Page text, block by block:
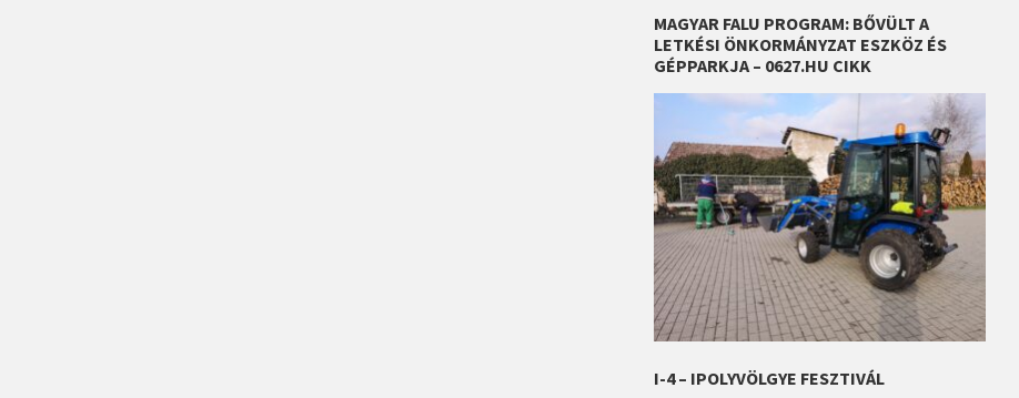
MAGYAR FALU PROGRAM: BŐVÜLT A
LETKÉSI ÖNKORMÁNYZAT ESZKÖZ ÉS
GÉPPARKJA – 0627.HU CIKK
I-4 – IPOLYVÖLGYE FESZTIVÁL